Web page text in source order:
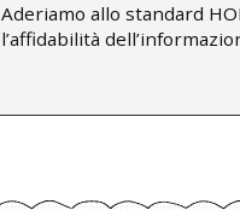
Aderiamo allo standard
l’affidabilità